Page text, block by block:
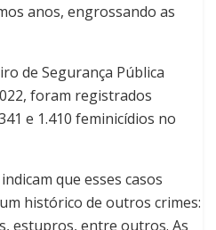
anos, engrossando as
de Segurança Pública
foram registrados
e 1.410 feminicídios no
que esses casos
histórico de outros crimes:
estupros, entre outros. As